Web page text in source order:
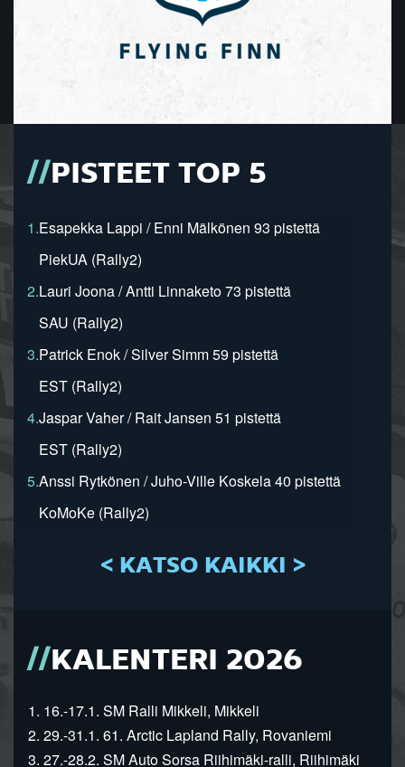
PISTEET TOP 5
1.Esapekka Lappi / Enni Mälkönen 93 pistettä
PiekUA (Rally2)
2.Lauri Joona / Antti Linnaketo 73 pistettä
SAU (Rally2)
3.Patrick Enok / Silver Simm 59 pistettä
EST (Rally2)
4.Jaspar Vaher / Rait Jansen 51 pistettä
EST (Rally2)
5.Anssi Rytkönen / Juho-Ville Koskela 40 pistettä
KoMoKe (Rally2)
< KATSO KAIKKI >
KALENTERI 2026
1. 16.-17.1. SM Ralli Mikkeli, Mikkeli
2. 29.-31.1. 61. Arctic Lapland Rally, Rovaniemi
3. 27.-28.2. SM Auto Sorsa Riihimäki-ralli, Riihimäki